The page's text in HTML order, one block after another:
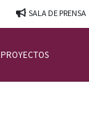
SALA DE PRENSA
PROYECTOS